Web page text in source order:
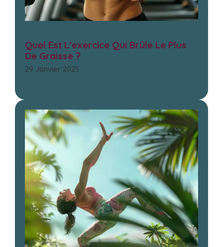
Quel Est L’exercice Qui Brûle Le Plus
De Graisse ?
29 Janvier 2025